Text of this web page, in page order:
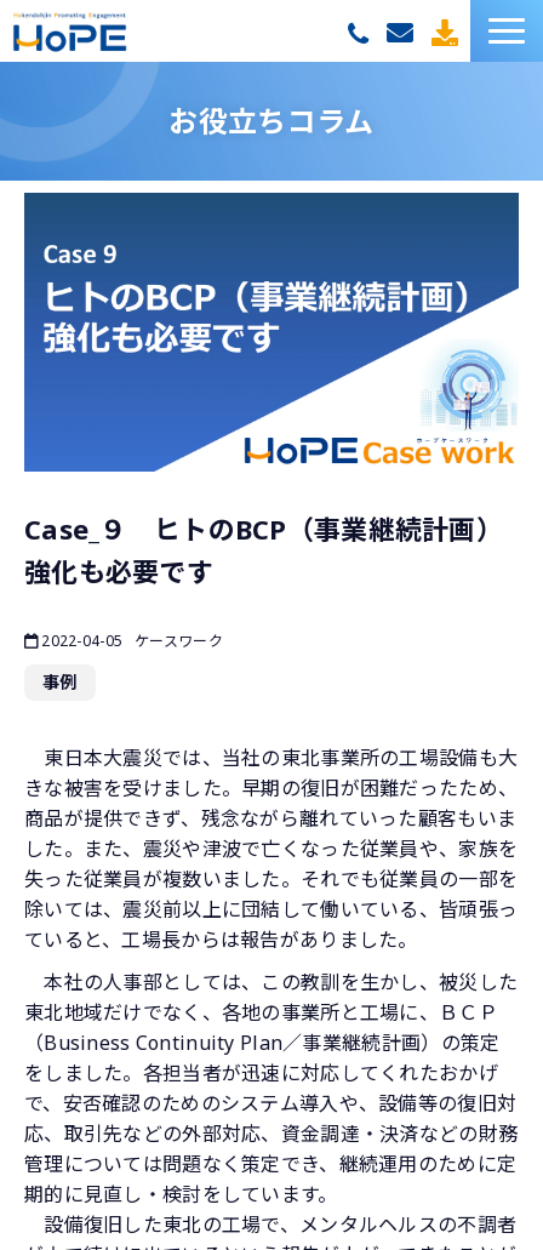
HoPEサービス一覧
お客様の声
お役立ち資料
お役立ちコラム
Case_９ ヒトのBCP（事業継続計画）
強化も必要です
2022-04-05 ケースワーク
事例
東日本大震災では、当社の東北事業所の工場設備も大
きな被害を受けました。早期の復旧が困難だったため、
商品が提供できず、残念ながら離れていった顧客もいま
した。また、震災や津波で亡くなった従業員や、家族を
失った従業員が複数いました。それでも従業員の一部を
除いては、震災前以上に団結して働いている、皆頑張っ
ていると、工場長からは報告がありました。
本社の人事部としては、この教訓を生かし、被災した
東北地域だけでなく、各地の事業所と工場に、ＢＣＰ
（Business Continuity Plan／事業継続計画）の策定
をしました。各担当者が迅速に対応してくれたおかげ
で、安否確認のためのシステム導入や、設備等の復旧対
応、取引先などの外部対応、資金調達・決済などの財務
管理については問題なく策定でき、継続運用のために定
期的に見直し・検討をしています。
設備復旧した東北の工場で、メンタルヘルスの不調者